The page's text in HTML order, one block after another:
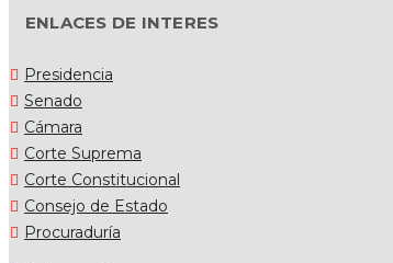
ENLACES DE INTERES
Presidencia
Senado
Cámara
Corte Suprema
Corte Constitucional
Consejo de Estado
Procuraduría